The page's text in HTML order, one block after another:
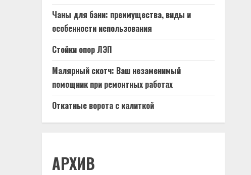
Чаны для бани: преимущества, виды и
особенности использования
Стойки опор ЛЭП
Малярный скотч: Ваш незаменимый
помощник при ремонтных работах
Откатные ворота с калиткой
АРХИВ